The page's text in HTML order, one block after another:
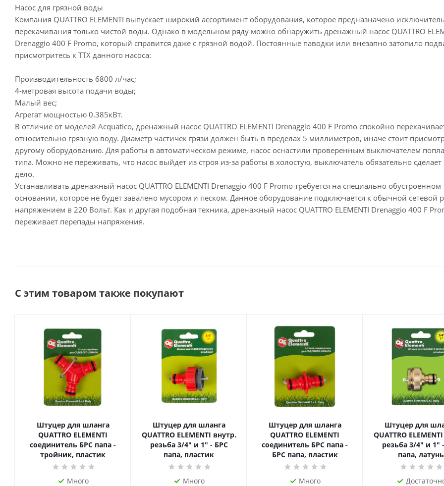
Насос для грязной воды
Компания QUATTRO ELEMENTI выпускает широкий ассортимент оборудования, которое предназначено
перекачивания только чистой воды. Однако в модельном ряду можно обнаружить дренажный насос QUATTRO
Drenaggio 400 F Promo, который справится даже с грязной водой. Постоянные паводки или внезапно затопило
присмотритесь к ТТХ данного насоса:
Производительность 6800 л/час;
4-метровая высота подачи воды;
Малый вес;
Агрегат мощностью 0.385кВт.
В отличие от моделей Acquatico, дренажный насос QUATTRO ELEMENTI Drenaggio 400 F Promo спокойно
относительно грязную воду. Диаметр частичек грязи должен быть в пределах 5 миллиметров, иначе стоит
другому оборудованию. Для работы в автоматическом режиме, насос оснастили проверенным выключателем
типа. Можно не переживать, что насос выйдет из строя из-за работы в холостую, выключатель обязательно сделает
дело.
Устанавливать дренажный насос QUATTRO ELEMENTI Drenaggio 400 F Promo требуется на специально обустроенном
основании, которое не будет завалено мусором и песком. Данное оборудование подключается к обычной сетевой
напряжением в 220 Вольт. Как и другая подобная техника, дренажный насос QUATTRO ELEMENTI Drenaggio 400 F
переживает перепады напряжения.
С этим товаром также покупают
Штуцер для шланга
QUATTRO ELEMENTI
соединитель БРС папа -
тройник, пластик
Много
Штуцер для шланга
QUATTRO ELEMENTI внутр.
резьба 3/4" и 1" - БРС
папа, пластик
Много
Штуцер для шланга
QUATTRO ELEMENTI
соединитель БРС папа -
БРС папа, пластик
Много
Штуцер для
QUATTRO
резьба 3/4" и 1" - БРС
папа, латунь